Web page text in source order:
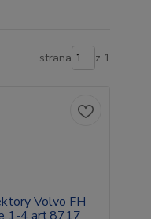
strana z 1